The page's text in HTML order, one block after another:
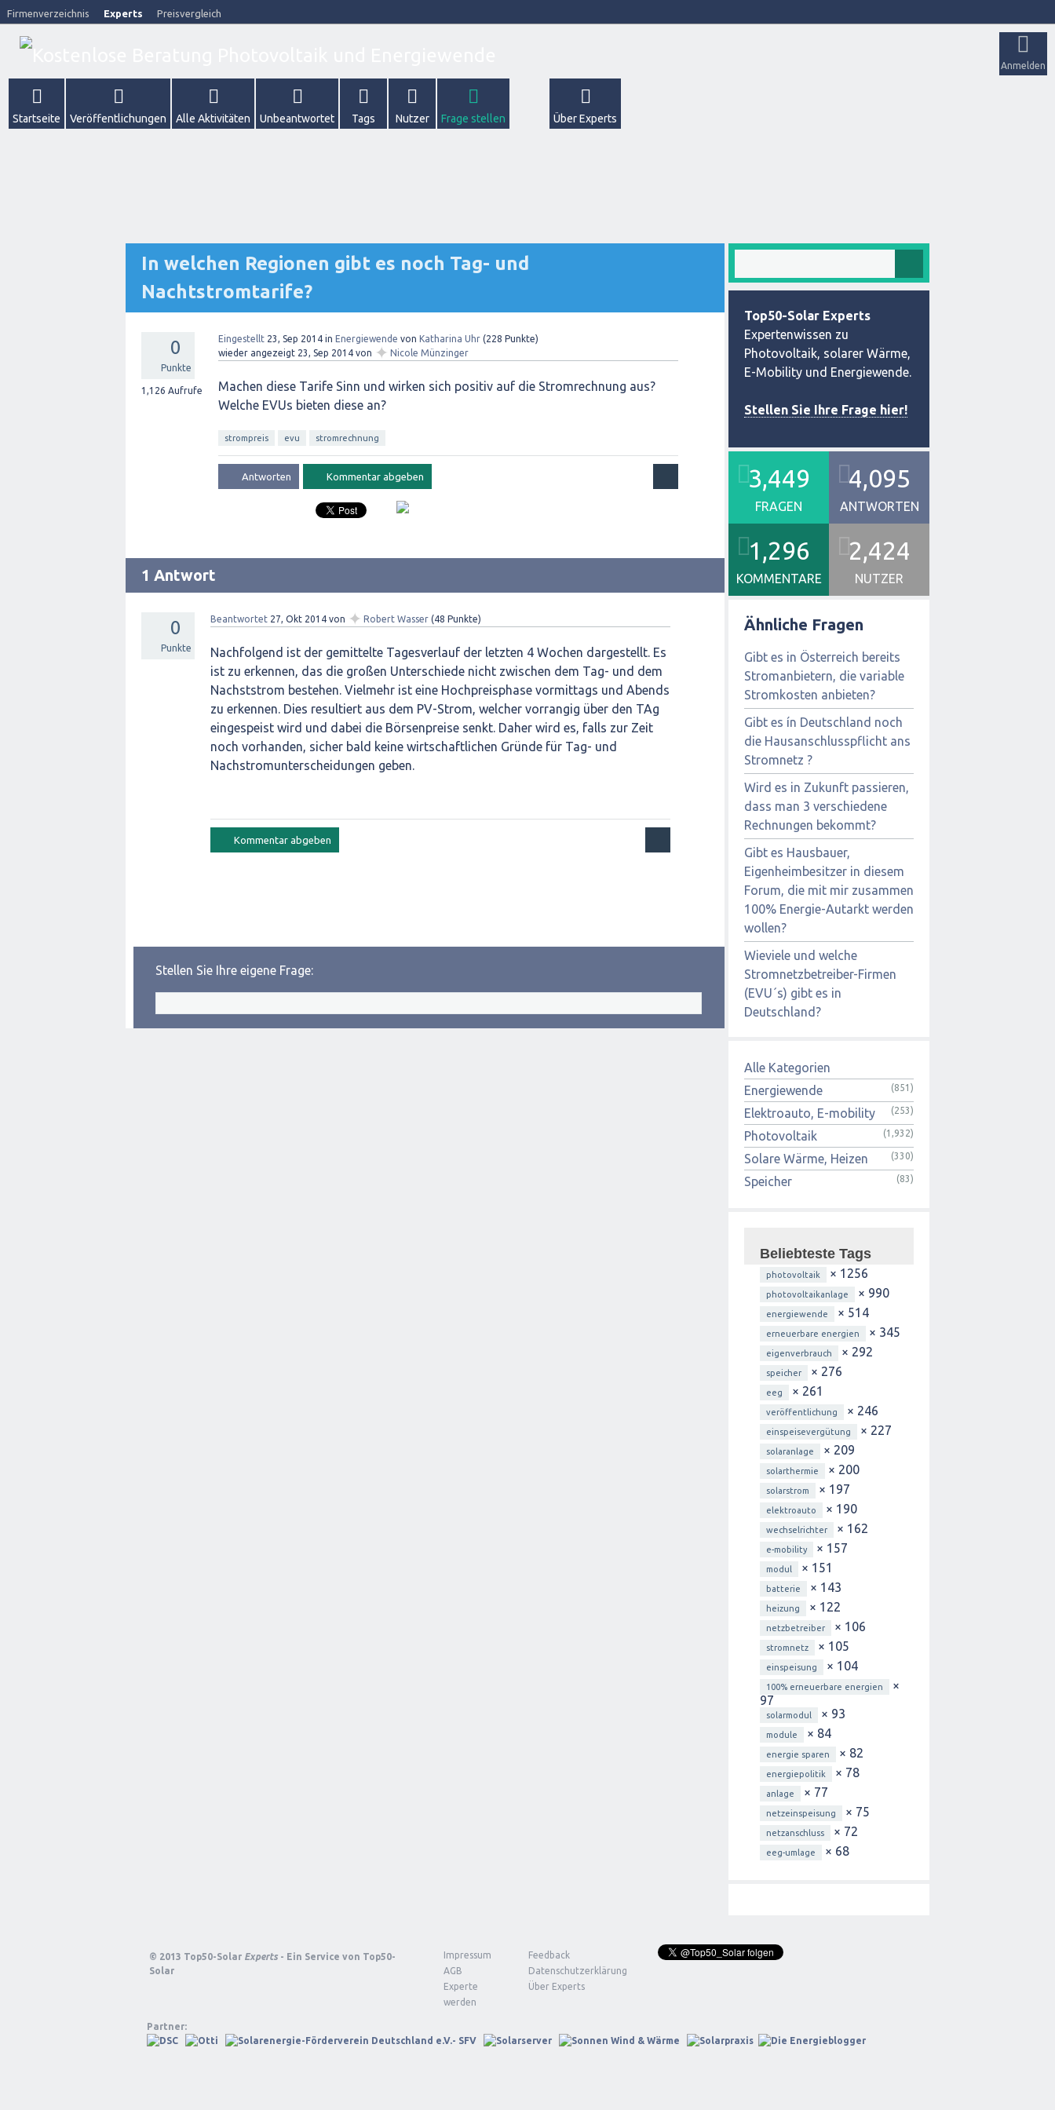
Firmenverzeichnis Experts Preisvergleich
Anmelden
Startseite Veröffentlichungen Alle Aktivitäten Unbeantwortet Tags Nutzer Frage stellen Über Experts
In welchen Regionen gibt es noch Tag- und
Nachtstromtarife?
0
Punkte
1,126 Aufrufe
Eingestellt 23, Sep 2014 in Energiewende von Katharina Uhr (228 Punkte)
wieder angezeigt 23, Sep 2014 von ✦ Nicole Münzinger
Machen diese Tarife Sinn und wirken sich positiv auf die Stromrechnung aus?
Welche EVUs bieten diese an?
strompreis evu stromrechnung
1 Antwort
0
Punkte
Beantwortet 27, Okt 2014 von ✦ Robert Wasser (48 Punkte)
Nachfolgend ist der gemittelte Tagesverlauf der letzten 4 Wochen dargestellt. Es
ist zu erkennen, das die großen Unterschiede nicht zwischen dem Tag- und dem
Nachststrom bestehen. Vielmehr ist eine Hochpreisphase vormittags und Abends
zu erkennen. Dies resultiert aus dem PV-Strom, welcher vorrangig über den TAg
eingespeist wird und dabei die Börsenpreise senkt. Daher wird es, falls zur Zeit
noch vorhanden, sicher bald keine wirtschaftlichen Gründe für Tag- und
Nachstromunterscheidungen geben.
Stellen Sie Ihre eigene Frage:
Top50-Solar Experts
Expertenwissen zu
Photovoltaik, solarer Wärme,
E-Mobility und Energiewende.
Stellen Sie Ihre Frage hier!
3,449
FRAGEN
4,095
ANTWORTEN
1,296
KOMMENTARE
2,424
NUTZER
Ähnliche Fragen
Gibt es in Österreich bereits
Stromanbietern, die variable
Stromkosten anbieten?
Gibt es ín Deutschland noch
die Hausanschlusspflicht ans
Stromnetz ?
Wird es in Zukunft passieren,
dass man 3 verschiedene
Rechnungen bekommt?
Gibt es Hausbauer,
Eigenheimbesitzer in diesem
Forum, die mit mir zusammen
100% Energie-Autarkt werden
wollen?
Wieviele und welche
Stromnetzbetreiber-Firmen
(EVU´s) gibt es in
Deutschland?
Alle Kategorien
Energiewende
(851)
Elektroauto, E-mobility (253)
Photovoltaik (1,932)
Solare Wärme, Heizen (330)
Speicher (83)
Beliebteste Tags
photovoltaik × 1256
photovoltaikanlage × 990
energiewende × 514
erneuerbare energien × 345
eigenverbrauch × 292
speicher × 276
eeg × 261
veröffentlichung × 246
einspeisevergütung × 227
solaranlage × 209
solarthermie × 200
solarstrom × 197
elektroauto × 190
wechselrichter × 162
e-mobility × 157
modul × 151
batterie × 143
heizung × 122
netzbetreiber × 106
stromnetz × 105
einspeisung × 104
100% erneuerbare energien
×
97
solarmodul × 93
module × 84
energie sparen × 82
energiepolitik × 78
anlage × 77
netzeinspeisung × 75
netzanschluss × 72
eeg-umlage × 68
© 2013 Top50-Solar Experts - Ein Service von Top50-
Solar
Impressum
Feedback
AGB
Datenschutzerklärung
Experte
werden
Über Experts
Partner: